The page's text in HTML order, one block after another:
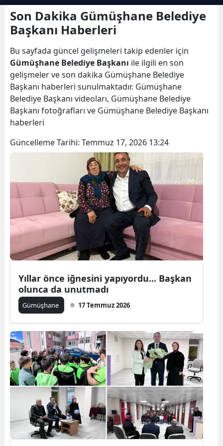
Bilecik
Bitlis
Bolu
Burdur
Bursa
Çankırı
Çorum
Denizli
Diyarbakır
Edirne
Elazığ
Erzincan
Gaziantep
Giresun
Gümüşhane
Hakkari
Hatay
Isparta
Son Dakika Gümüşhane Belediye
Başkanı Haberleri
Bu sayfada güncel gelişmeleri takip edenler için
Gümüşhane Belediye Başkanı ile ilgili en son
gelişmeler ve son dakika Gümüşhane Belediye
Başkanı haberleri sunulmaktadır. Gümüşhane
Belediye Başkanı videoları, Gümüşhane Belediye
Başkanı fotoğrafları ve Gümüşhane Belediye Başkanı
haberleri
Güncelleme Tarihi: Temmuz 17, 2026 13:24
Yıllar önce iğnesini yapıyordu... Başkan
olunca da unutmadı
Gümüşhane 17 Temmuz 2026